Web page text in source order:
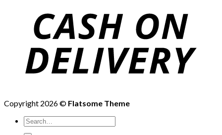
Copyright 2026 © Flatsome Theme
Search
for: